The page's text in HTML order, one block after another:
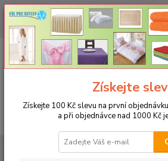
CHCETE NAKOUPIT VĚTŠÍ MNOŽSTVÍ
CENU? Klikněte ZDE
CZK
+420 773 794 023
Pondělí-pátek 9-16 hodin
UBRUSY
Slavnostní ubrusy Magnolia
Získejte
Získejte 100 Kč slevu na první
a při objednávce nad 1000 Kč